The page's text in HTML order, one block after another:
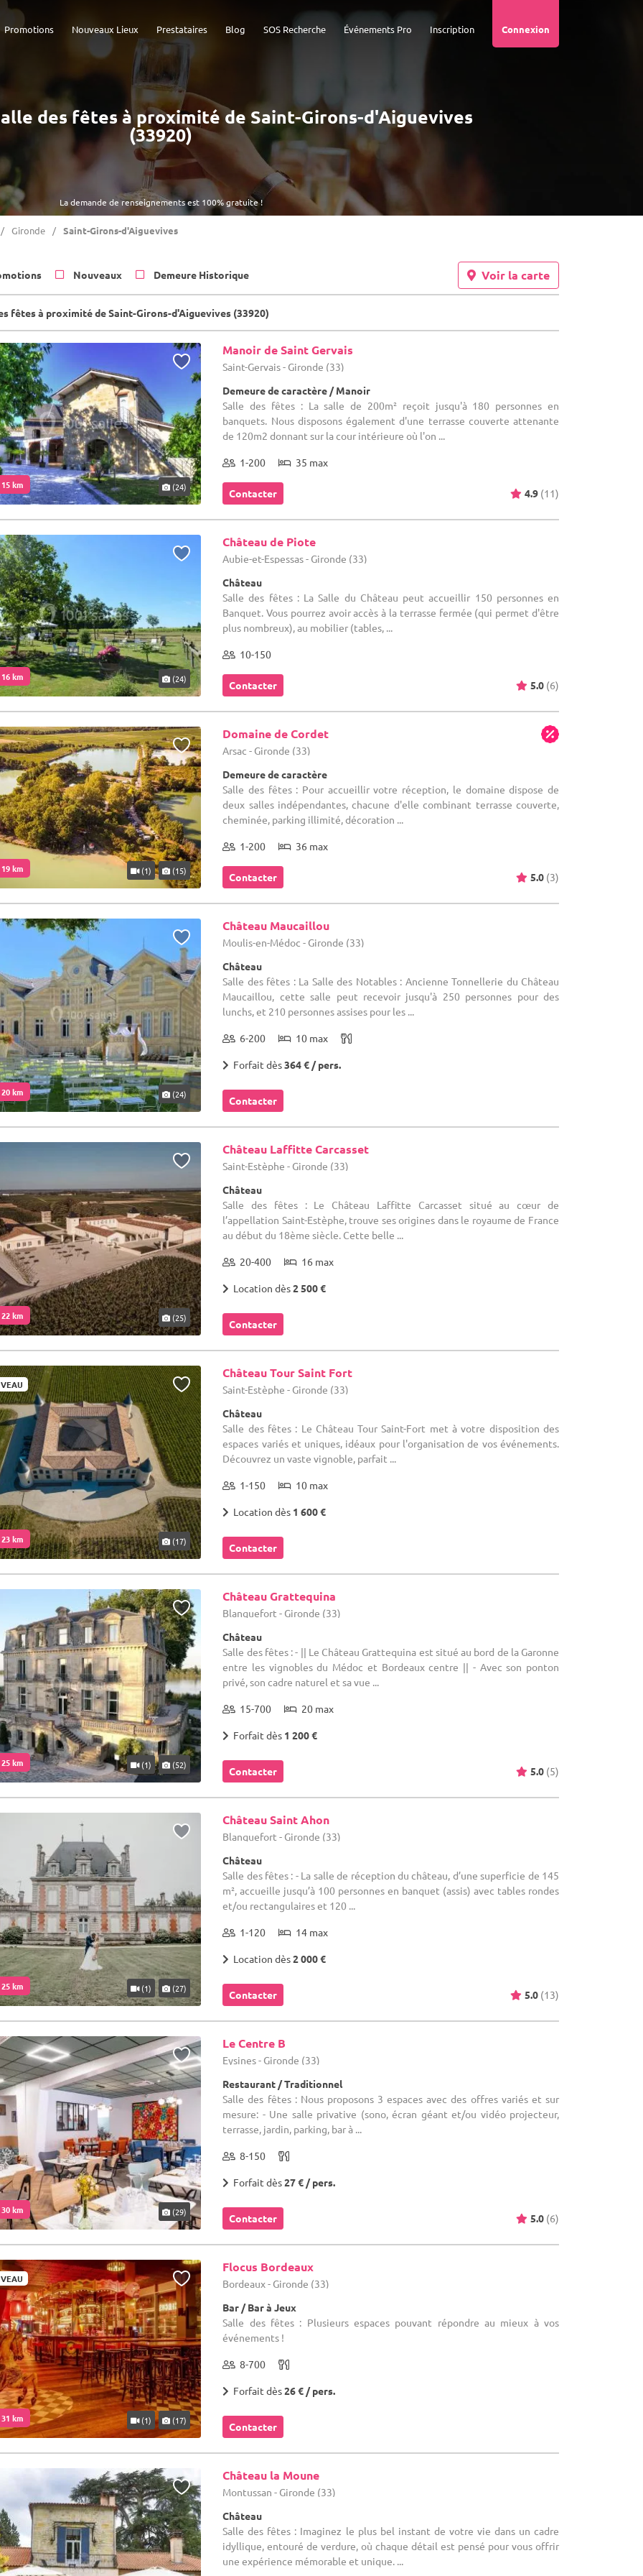
Connexion
Inscription
Événements Pro
SOS Recherche
Blog
Prestataires
Nouveaux Lieux
Promotions
La demande de renseignements est 100% gratuite !
des fêtes à proximité de Saint-Girons-d'Aiguevives
(33920)
Gironde Saint-Girons-d'Aiguevives
Nouveaux Demeure Historique Voir la carte
fêtes à proximité de Saint-Girons-d'Aiguevives (33920)
km (24)
Manoir de Saint Gervais
Saint-Gervais - Gironde (33)
Demeure de caractère / Manoir
Salle des fêtes : La salle de 200m² reçoit jusqu'à 180 personnes en
banquets. Nous disposons également d'une terrasse couverte attenante
de 120m2 donnant sur la cour intérieure où l'on ...
1-200 35 max
Contacter 4.9 (11)
km (24)
Château de Piote
Aubie-et-Espessas - Gironde (33)
Château
Salle des fêtes : La Salle du Château peut accueillir 150 personnes en
Banquet. Vous pourrez avoir accès à la terrasse fermée (qui permet d'être
plus nombreux), au mobilier (tables, ...
10-150
Contacter 5.0 (6)
km (1) (15)
Domaine de Cordet
Arsac - Gironde (33)
Demeure de caractère
Salle des fêtes : Pour accueillir votre réception, le domaine dispose de
deux salles indépendantes, chacune d'elle combinant terrasse couverte,
cheminée, parking illimité, décoration ...
1-200 36 max
Contacter 5.0 (3)
km (24)
Château Maucaillou
Moulis-en-Médoc - Gironde (33)
Château
Salle des fêtes : La Salle des Notables : Ancienne Tonnellerie du Château
Maucaillou, cette salle peut recevoir jusqu'à 250 personnes pour des
lunchs, et 210 personnes assises pour les ...
6-200 10 max
Forfait dès364 € / pers.
Contacter
km (25)
Château Laffitte Carcasset
Saint-Estèphe - Gironde (33)
Château
Salle des fêtes : Le Château Laffitte Carcasset situé au cœur de
l’appellation Saint-Estèphe, trouve ses origines dans le royaume de France
au début du 18ème siècle. Cette belle ...
20-400 16 max
Location dès2 500 €
Contacter
km (17)
Château Tour Saint Fort
Saint-Estèphe - Gironde (33)
Château
Salle des fêtes : Le Château Tour Saint-Fort met à votre disposition des
espaces variés et uniques, idéaux pour l'organisation de vos événements.
Découvrez un vaste vignoble, parfait ...
1-150 10 max
Location dès 1 600 €
Contacter
km (1) (52)
Château Grattequina
Blanquefort - Gironde (33)
Château
Salle des fêtes : - || Le Château Grattequina est situé au bord de la Garonne
entre les vignobles du Médoc et Bordeaux centre || - Avec son ponton
privé, son cadre naturel et sa vue ...
15-700 20 max
Forfait dès 1 200 €
Contacter 5.0 (5)
km (1) (27)
Château Saint Ahon
Blanquefort - Gironde (33)
Château
Salle des fêtes : - La salle de réception du château, d’une superficie de 145
m², accueille jusqu’à 100 personnes en banquet (assis) avec tables rondes
et/ou rectangulaires et 120 ...
1-120 14 max
Location dès2 000 €
Contacter 5.0 (13)
km (29)
Le Centre B
Eysines - Gironde (33)
Restaurant / Traditionnel
Salle des fêtes : Nous proposons 3 espaces avec des offres variés et sur
mesure: - Une salle privative (sono, écran géant et/ou vidéo projecteur,
terrasse, jardin, parking, bar à ...
8-150
Forfait dès27 € / pers.
Contacter 5.0 (6)
km (1) (17)
Flocus Bordeaux
Bordeaux - Gironde (33)
Bar / Bar à Jeux
Salle des fêtes : Plusieurs espaces pouvant répondre au mieux à vos
événements !
8-700
Forfait dès26 € / pers.
Contacter
Château la Moune
Montussan - Gironde (33)
Château
Salle des fêtes : Imaginez le plus bel instant de votre vie dans un cadre
idyllique, entouré de verdure, où chaque détail est pensé pour vous offrir
une expérience mémorable et unique. ...